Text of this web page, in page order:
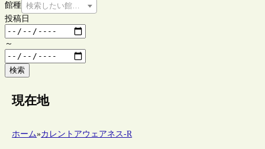
館種 検索したい館種を選択してください
投稿日
～
検索
現在地
ホーム»カレントアウェアネス-R